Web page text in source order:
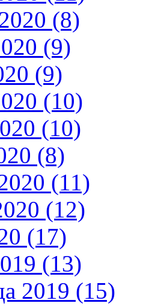
(8)
(9)
(9)
(10)
(10)
(8)
(11)
(12)
(17)
(13)
2019 (15)